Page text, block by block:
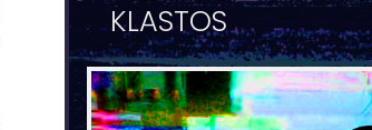
KLASTOS